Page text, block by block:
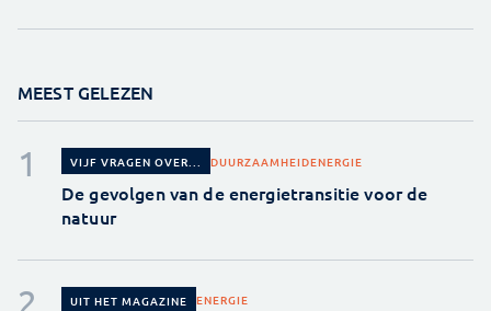
MEEST GELEZEN
VIJF VRAGEN OVER... DUURZAAMHEIDENERGIE
De gevolgen van de energietransitie voor de
natuur
UIT HET MAGAZINE ENERGIE